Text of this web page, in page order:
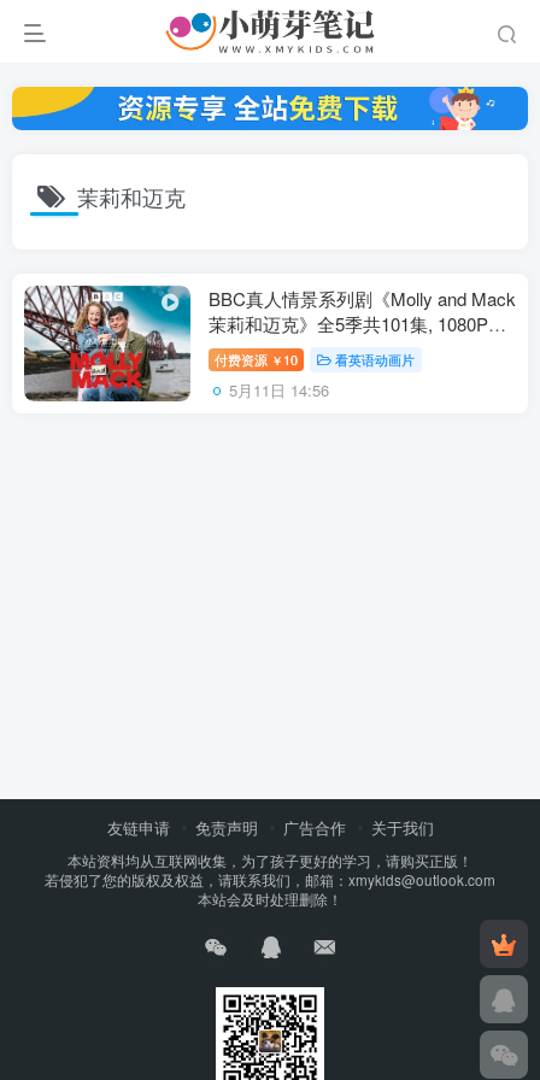
茉莉和迈克
BBC真人情景系列剧《Molly and Mack
茉莉和迈克》全5季共101集, 1080P高
清视频带英文字幕，百度云网盘下载！
付费资源 ￥ 10 看英语动画片
5月11日 14:56
友链申请 免责声明 广告合作 关于我们
本站资料均从互联网收集，为了孩子更好的学习，请购买正版！
若侵犯了您的版权及权益，请联系我们，邮箱：xmykids@outlook.com
本站会及时处理删除！